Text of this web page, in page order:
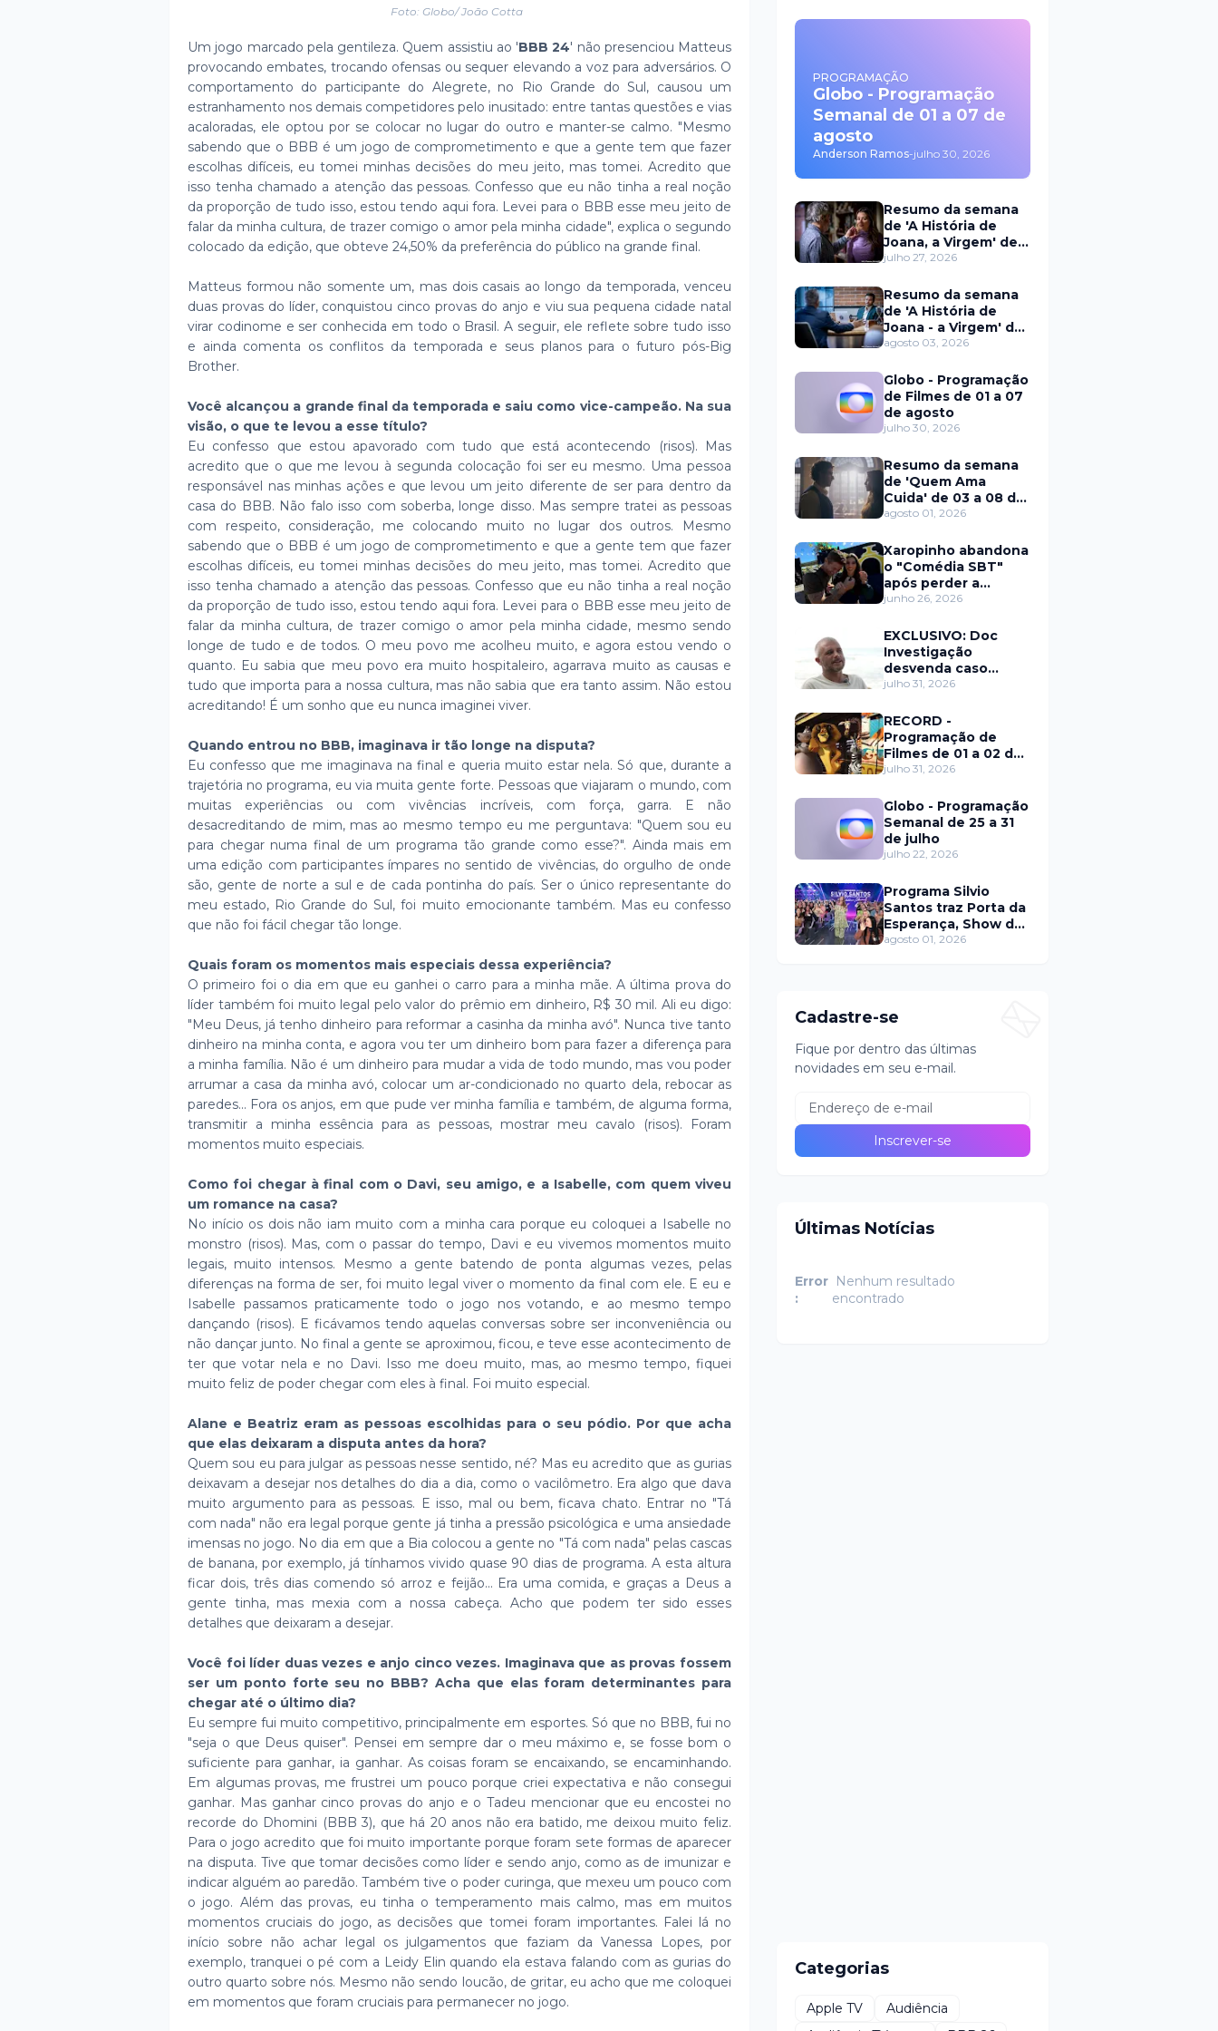
Foto: Globo/ João Cotta
Um jogo marcado pela gentileza. Quem assistiu ao 'BBB 24' não presenciou Matteus
provocando embates, trocando ofensas ou sequer elevando a voz para adversários. O
comportamento do participante do Alegrete, no Rio Grande do Sul, causou um
estranhamento nos demais competidores pelo inusitado: entre tantas questões e vias
acaloradas, ele optou por se colocar no lugar do outro e manter-se calmo. "Mesmo
sabendo que o BBB é um jogo de comprometimento e que a gente tem que fazer
escolhas difíceis, eu tomei minhas decisões do meu jeito, mas tomei. Acredito que
isso tenha chamado a atenção das pessoas. Confesso que eu não tinha a real noção
da proporção de tudo isso, estou tendo aqui fora. Levei para o BBB esse meu jeito de
falar da minha cultura, de trazer comigo o amor pela minha cidade", explica o segundo
colocado da edição, que obteve 24,50% da preferência do público na grande final.
Matteus formou não somente um, mas dois casais ao longo da temporada, venceu
duas provas do líder, conquistou cinco provas do anjo e viu sua pequena cidade natal
virar codinome e ser conhecida em todo o Brasil. A seguir, ele reflete sobre tudo isso
e ainda comenta os conflitos da temporada e seus planos para o futuro pós-Big
Brother.
Você alcançou a grande final da temporada e saiu como vice-campeão. Na sua
visão, o que te levou a esse título?
Eu confesso que estou apavorado com tudo que está acontecendo (risos). Mas
acredito que o que me levou à segunda colocação foi ser eu mesmo. Uma pessoa
responsável nas minhas ações e que levou um jeito diferente de ser para dentro da
casa do BBB. Não falo isso com soberba, longe disso. Mas sempre tratei as pessoas
com respeito, consideração, me colocando muito no lugar dos outros. Mesmo
sabendo que o BBB é um jogo de comprometimento e que a gente tem que fazer
escolhas difíceis, eu tomei minhas decisões do meu jeito, mas tomei. Acredito que
isso tenha chamado a atenção das pessoas. Confesso que eu não tinha a real noção
da proporção de tudo isso, estou tendo aqui fora. Levei para o BBB esse meu jeito de
falar da minha cultura, de trazer comigo o amor pela minha cidade, mesmo sendo
longe de tudo e de todos. O meu povo me acolheu muito, e agora estou vendo o
quanto. Eu sabia que meu povo era muito hospitaleiro, agarrava muito as causas e
tudo que importa para a nossa cultura, mas não sabia que era tanto assim. Não estou
acreditando! É um sonho que eu nunca imaginei viver.
Quando entrou no BBB, imaginava ir tão longe na disputa?
Eu confesso que me imaginava na final e queria muito estar nela. Só que, durante a
trajetória no programa, eu via muita gente forte. Pessoas que viajaram o mundo, com
muitas experiências ou com vivências incríveis, com força, garra. E não
desacreditando de mim, mas ao mesmo tempo eu me perguntava: "Quem sou eu
para chegar numa final de um programa tão grande como esse?". Ainda mais em
uma edição com participantes ímpares no sentido de vivências, do orgulho de onde
são, gente de norte a sul e de cada pontinha do país. Ser o único representante do
meu estado, Rio Grande do Sul, foi muito emocionante também. Mas eu confesso
que não foi fácil chegar tão longe.
Quais foram os momentos mais especiais dessa experiência?
O primeiro foi o dia em que eu ganhei o carro para a minha mãe. A última prova do
líder também foi muito legal pelo valor do prêmio em dinheiro, R$ 30 mil. Ali eu digo:
"Meu Deus, já tenho dinheiro para reformar a casinha da minha avó". Nunca tive tanto
dinheiro na minha conta, e agora vou ter um dinheiro bom para fazer a diferença para
a minha família. Não é um dinheiro para mudar a vida de todo mundo, mas vou poder
arrumar a casa da minha avó, colocar um ar-condicionado no quarto dela, rebocar as
paredes... Fora os anjos, em que pude ver minha família e também, de alguma forma,
transmitir a minha essência para as pessoas, mostrar meu cavalo (risos). Foram
momentos muito especiais.
Como foi chegar à final com o Davi, seu amigo, e a Isabelle, com quem viveu
um romance na casa?
No início os dois não iam muito com a minha cara porque eu coloquei a Isabelle no
monstro (risos). Mas, com o passar do tempo, Davi e eu vivemos momentos muito
legais, muito intensos. Mesmo a gente batendo de ponta algumas vezes, pelas
diferenças na forma de ser, foi muito legal viver o momento da final com ele. E eu e
Isabelle passamos praticamente todo o jogo nos votando, e ao mesmo tempo
dançando (risos). E ficávamos tendo aquelas conversas sobre ser inconveniência ou
não dançar junto. No final a gente se aproximou, ficou, e teve esse acontecimento de
ter que votar nela e no Davi. Isso me doeu muito, mas, ao mesmo tempo, fiquei
muito feliz de poder chegar com eles à final. Foi muito especial.
Alane e Beatriz eram as pessoas escolhidas para o seu pódio. Por que acha
que elas deixaram a disputa antes da hora?
Quem sou eu para julgar as pessoas nesse sentido, né? Mas eu acredito que as gurias
deixavam a desejar nos detalhes do dia a dia, como o vacilômetro. Era algo que dava
muito argumento para as pessoas. E isso, mal ou bem, ficava chato. Entrar no "Tá
com nada" não era legal porque gente já tinha a pressão psicológica e uma ansiedade
imensas no jogo. No dia em que a Bia colocou a gente no "Tá com nada" pelas cascas
de banana, por exemplo, já tínhamos vivido quase 90 dias de programa. A esta altura
ficar dois, três dias comendo só arroz e feijão... Era uma comida, e graças a Deus a
gente tinha, mas mexia com a nossa cabeça. Acho que podem ter sido esses
detalhes que deixaram a desejar.
Você foi líder duas vezes e anjo cinco vezes. Imaginava que as provas fossem
ser um ponto forte seu no BBB? Acha que elas foram determinantes para
chegar até o último dia?
Eu sempre fui muito competitivo, principalmente em esportes. Só que no BBB, fui no
"seja o que Deus quiser". Pensei em sempre dar o meu máximo e, se fosse bom o
suficiente para ganhar, ia ganhar. As coisas foram se encaixando, se encaminhando.
Em algumas provas, me frustrei um pouco porque criei expectativa e não consegui
ganhar. Mas ganhar cinco provas do anjo e o Tadeu mencionar que eu encostei no
recorde do Dhomini (BBB 3), que há 20 anos não era batido, me deixou muito feliz.
Para o jogo acredito que foi muito importante porque foram sete formas de aparecer
na disputa. Tive que tomar decisões como líder e sendo anjo, como as de imunizar e
indicar alguém ao paredão. Também tive o poder curinga, que mexeu um pouco com
o jogo. Além das provas, eu tinha o temperamento mais calmo, mas em muitos
momentos cruciais do jogo, as decisões que tomei foram importantes. Falei lá no
início sobre não achar legal os julgamentos que faziam da Vanessa Lopes, por
exemplo, tranquei o pé com a Leidy Elin quando ela estava falando com as gurias do
outro quarto sobre nós. Mesmo não sendo loucão, de gritar, eu acho que me coloquei
em momentos que foram cruciais para permanecer no jogo.
PROGRAMAÇÃO
Globo - Programação
Semanal de 01 a 07 de
agosto
Anderson Ramos-julho 30, 2026
Resumo da semana
de 'A História de
Joana, a Virgem' de
27 a 31 de julho
julho 27, 2026
Resumo da semana
de 'A História de
Joana - a Virgem' de
03 a 07 de agosto
agosto 03, 2026
Globo - Programação
de Filmes de 01 a 07
de agosto
julho 30, 2026
Resumo da semana
de 'Quem Ama
Cuida' de 03 a 08 de
agosto
agosto 01, 2026
Xaropinho abandona
o "Comédia SBT"
após perder a
paciência com Sarro
junho 26, 2026
EXCLUSIVO: Doc
Investigação
desvenda caso
Eduardo Martins e
trás de fraude
internacional
julho 31, 2026
RECORD -
Programação de
Filmes de 01 a 02 de
agosto
julho 31, 2026
Globo - Programação
Semanal de 25 a 31
de julho
julho 22, 2026
Programa Silvio
Santos traz Porta da
Esperança, Show de
Calouros e Qual é a
agosto 01, 2026
Cadastre-se
Fique por dentro das últimas
novidades em seu e-mail.
Últimas Notícias
Error
:
Nenhum resultado
encontrado
Categorias
Apple TV
Audiência